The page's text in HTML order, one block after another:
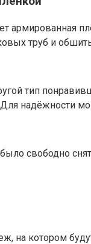
труб и
тип
надёжности
свободно
на котором